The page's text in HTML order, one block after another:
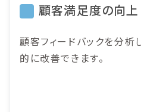
顧客満足度の向上
顧客フィードバックを分析
的に改善できます。